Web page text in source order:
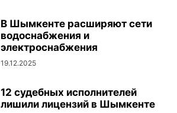
В Шымкенте расширяют сети
водоснабжения и
электроснабжения
19.12.2025
12 судебных исполнителей
лишили лицензий в Шымкенте